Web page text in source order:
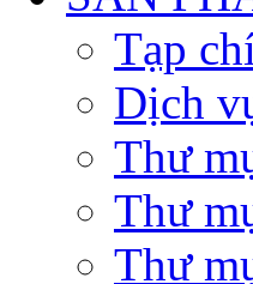
Tạp
Dịch
Thư
Thư
Thư